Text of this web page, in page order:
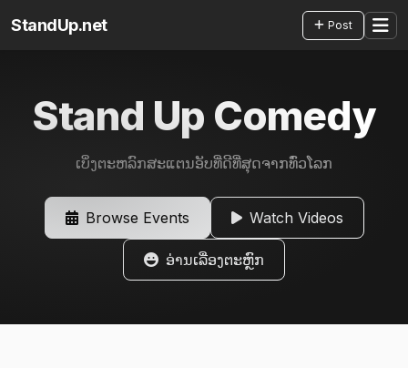
StandUp.net Post
Stand Up Comedy
ເບິ່ງຕະຫລົກສະແຕນອັບທີ່ດີທີ່ສຸດຈາກທົ່ວໂລກ
Browse Events Watch Videos
ອ່ານເລື່ອງຕະຫຼົກ